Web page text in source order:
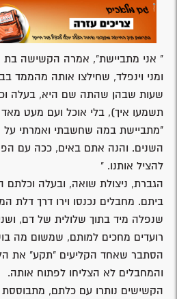
שעות שבהן שהתה שם היא, בעלה
תשמעו איך), בלי אוכל ועם מעט
"מתביישת במה שחשבתי ואמרתי
השנים. והנה אתם באים, ככה עם
להציל אותנו. "
ביתם. מחבלים נכנסו וירו דרך דלת
שנפלה מיד בתוך שלולית של דם,
רועדים מחכים למותם, שמשום מה
הסתבר שאחד הקליעים "תקע" את
והמחבלים לא הצליחו לפתוח אותה.
הקשישים נותרו עם כלתם,